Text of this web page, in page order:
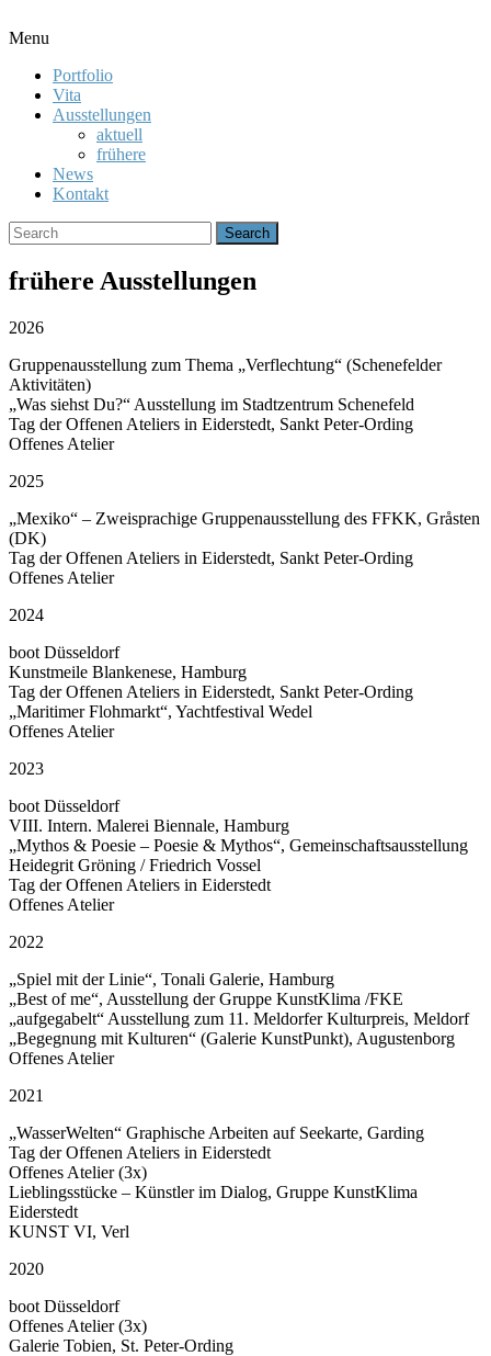
Menu
Menu
Portfolio
Vita
Ausstellungen
aktuell
frühere
News
Kontakt
Search
for:
frühere Ausstellungen
2026
Gruppenausstellung zum Thema „Verflechtung“ (Schenefelder
Aktivitäten)
„Was siehst Du?“ Ausstellung im Stadtzentrum Schenefeld
Tag der Offenen Ateliers in Eiderstedt, Sankt Peter-Ording
Offenes Atelier
2025
„Mexiko“ – Zweisprachige Gruppenausstellung des FFKK, Gråsten
(DK)
Tag der Offenen Ateliers in Eiderstedt, Sankt Peter-Ording
Offenes Atelier
2024
boot Düsseldorf
Kunstmeile Blankenese, Hamburg
Tag der Offenen Ateliers in Eiderstedt, Sankt Peter-Ording
„Maritimer Flohmarkt“, Yachtfestival Wedel
Offenes Atelier
2023
boot Düsseldorf
VIII. Intern. Malerei Biennale, Hamburg
„Mythos & Poesie – Poesie & Mythos“, Gemeinschaftsausstellung
Heidegrit Gröning / Friedrich Vossel
Tag der Offenen Ateliers in Eiderstedt
Offenes Atelier
2022
„Spiel mit der Linie“, Tonali Galerie, Hamburg
„Best of me“, Ausstellung der Gruppe KunstKlima /FKE
„aufgegabelt“ Ausstellung zum 11. Meldorfer Kulturpreis, Meldorf
„Begegnung mit Kulturen“ (Galerie KunstPunkt), Augustenborg
Offenes Atelier
2021
„WasserWelten“ Graphische Arbeiten auf Seekarte, Garding
Tag der Offenen Ateliers in Eiderstedt
Offenes Atelier (3x)
Lieblingsstücke – Künstler im Dialog, Gruppe KunstKlima
Eiderstedt
KUNST VI, Verl
2020
boot Düsseldorf
Offenes Atelier (3x)
Galerie Tobien, St. Peter-Ording